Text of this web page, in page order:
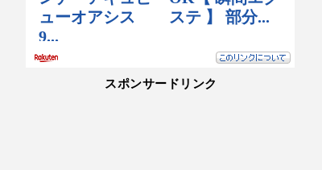
スポンサードリンク